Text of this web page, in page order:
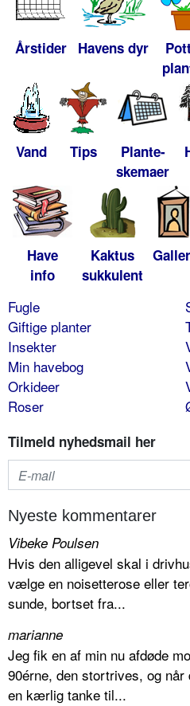
Årstider Havens dyr
Vand Tips
Plante-
skemaer
Have
info
Kaktus
sukkulent
Fugle
Giftige planter
Insekter
Min havebog
Orkideer
Roser
Tilmeld nyhedsmail her
Nyeste kommentarer
Vibeke Poulsen
Hvis den alligevel skal i
vælge en noisetterose eller
sunde, bortset fra...
marianne
Jeg fik en af min nu afdøde
90érne, den stortrives, og
en kærlig tanke til...